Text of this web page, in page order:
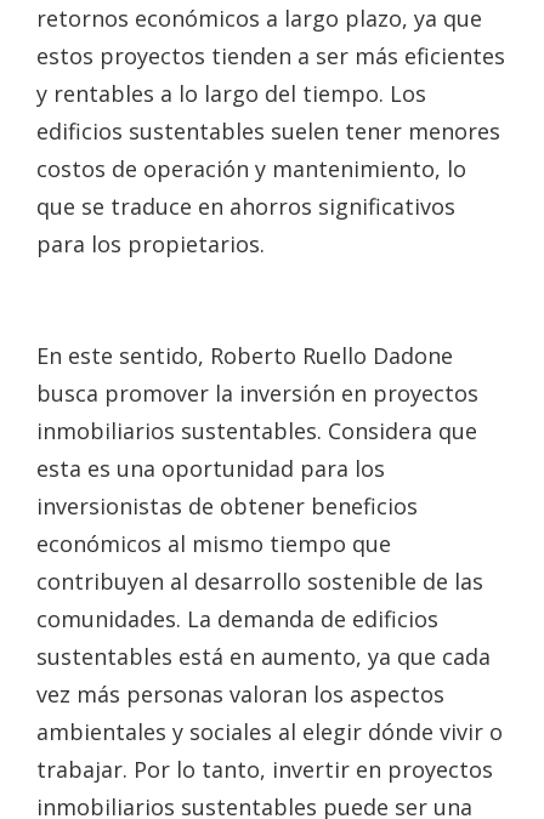
retornos económicos a largo plazo, ya que
estos proyectos tienden a ser más eficientes
y rentables a lo largo del tiempo. Los
edificios sustentables suelen tener menores
costos de operación y mantenimiento, lo
que se traduce en ahorros significativos
para los propietarios.
En este sentido, Roberto Ruello Dadone
busca promover la inversión en proyectos
inmobiliarios sustentables. Considera que
esta es una oportunidad para los
inversionistas de obtener beneficios
económicos al mismo tiempo que
contribuyen al desarrollo sostenible de las
comunidades. La demanda de edificios
sustentables está en aumento, ya que cada
vez más personas valoran los aspectos
ambientales y sociales al elegir dónde vivir o
trabajar. Por lo tanto, invertir en proyectos
inmobiliarios sustentables puede ser una